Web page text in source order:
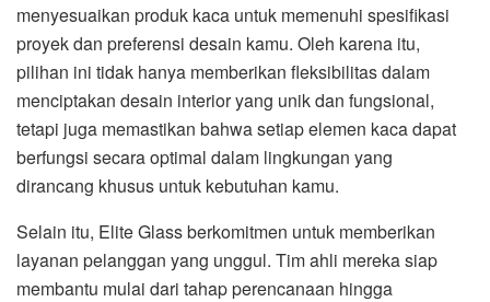
menyesuaikan produk kaca untuk memenuhi spesifikasi
proyek dan preferensi desain kamu. Oleh karena itu,
pilihan ini tidak hanya memberikan fleksibilitas dalam
menciptakan desain interior yang unik dan fungsional,
tetapi juga memastikan bahwa setiap elemen kaca dapat
berfungsi secara optimal dalam lingkungan yang
dirancang khusus untuk kebutuhan kamu.
Selain itu, Elite Glass berkomitmen untuk memberikan
layanan pelanggan yang unggul. Tim ahli mereka siap
membantu mulai dari tahap perencanaan hingga